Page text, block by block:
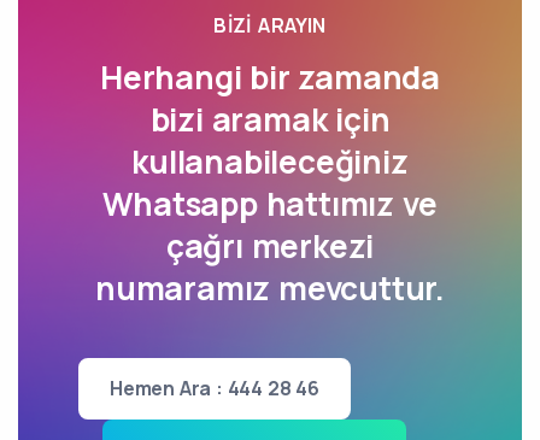
BIZI ARAYIN
Herhangi bir zamanda
bizi aramak için
kullanabileceğiniz
Whatsapp hattımız ve
çağrı merkezi
numaramız mevcuttur.
Hemen Ara : 444 28 46